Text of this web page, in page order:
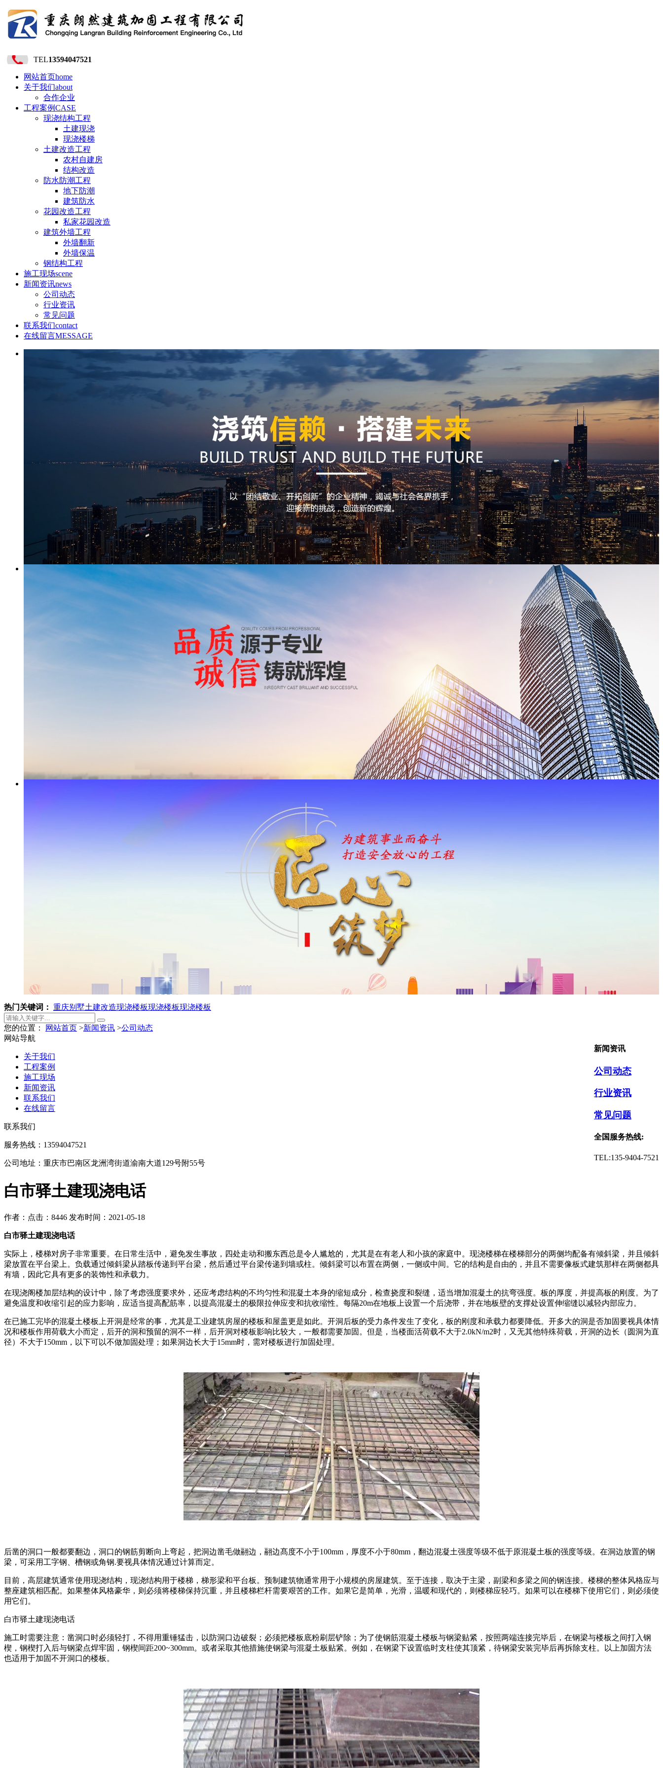
TEL13594047521
网站首页home
关于我们about
合作企业
工程案例CASE
现浇结构工程
土建现浇
现浇楼梯
土建改造工程
农村自建房
结构改造
防水防潮工程
地下防潮
建筑防水
花园改造工程
私家花园改造
建筑外墙工程
外墙翻新
外墙保温
钢结构工程
施工现场scene
新闻资讯news
公司动态
行业资讯
常见问题
联系我们contact
在线留言MESSAGE
热门关键词： 重庆别墅土建改造现浇楼板现浇楼板现浇楼板
您的位置： 网站首页 >新闻资讯 >公司动态
新闻资讯
公司动态
行业资讯
常见问题
全国服务热线:
TEL:135-9404-7521
白市驿土建现浇电话
作者： 点击：8446 发布时间：2021-05-18
白市驿土建现浇电话
实际上，楼梯对房子非常重要。在日常生活中，避免发生事故，四处走动和搬东西总是令人尴尬的，尤其是在有老人和小孩的家庭中。现浇楼梯在楼梯部分的两侧均配备有倾斜梁，并且倾斜
梁放置在平台梁上。负载通过倾斜梁从踏板传递到平台梁，然后通过平台梁传递到墙或柱。倾斜梁可以布置在两侧，一侧或中间。它的结构是自由的，并且不需要像板式建筑那样在两侧都具
有墙，因此它具有更多的装饰性和承载力。
在现浇阁楼加层结构的设计中，除了考虑强度要求外，还应考虑结构的不均匀性和混凝土本身的缩短成分，检查挠度和裂缝，适当增加混凝土的抗弯强度。板的厚度，并提高板的刚度。为了
避免温度和收缩引起的应力影响，应适当提高配筋率，以提高混凝土的极限拉伸应变和抗收缩性。每隔20m在地板上设置一个后浇带，并在地板壁的支撑处设置伸缩缝以减轻内部应力。
在已施工完毕的混凝土楼板上开洞是经常的事，尤其是工业建筑房屋的楼板和屋盖更是如此。开洞后板的受力条件发生了变化，板的刚度和承载力都要降低。开多大的洞是否加固要视具体情
况和楼板作用荷载大小而定，后开的洞和预留的洞不一样，后开洞对楼板影响比较大，一般都需要加固。但是，当楼面活荷载不大于2.0kN/m2时，又无其他特殊荷载，开洞的边长（圆洞为直
径）不大于150mm，以下可以不做加固处理；如果洞边长大于15mm时，需对楼板进行加固处理。
后凿的洞口一般都要翻边，洞口的钢筋剪断向上弯起，把洞边凿毛做翮边，翮边髙度不小于100mm，厚度不小于80mm，翻边混凝土强度等级不低于原混凝土板的强度等级。在洞边放置的钢
梁，可采用工字钢、槽钢或角钢.要视具体情况通过计算而定。
目前，高层建筑通常使用现浇结构，现浇结构用于楼梯，梯形梁和平台板。预制建筑物通常用于小规模的房屋建筑。至于连接，取决于主梁，副梁和多梁之间的钢连接。楼梯的整体风格应与
整座建筑相匹配。如果整体风格豪华，则必须将楼梯保持沉重，并且楼梯栏杆需要艰苦的工作。如果它是简单，光滑，温暖和现代的，则楼梯应轻巧。如果可以在楼梯下使用它们，则必须使
用它们。
白市驿土建现浇电话
施工时需要注意：凿洞口时必须轻打，不得用重锤猛击，以防洞口边破裂；必须把楼板底粉刷层铲除；为了使钢筋混凝土楼板与钢梁贴紧，按照两端连接完毕后，在钢梁与楼板之间打入钢
楔，钢楔打入后与钢梁点焊牢固，钢楔间距200~300mm。或者采取其他措施使钢梁与混凝土板贴紧。例如，在钢梁下设置临时支柱使其顶紧，待钢梁安装完毕后再拆除支柱。以上加固方法
也适用于加固不开洞口的楼板。
网站导航
关于我们
工程案例
施工现场
新闻资讯
联系我们
在线留言
联系我们
服务热线：13594047521
公司地址：重庆市巴南区龙洲湾街道渝南大道129号附55号